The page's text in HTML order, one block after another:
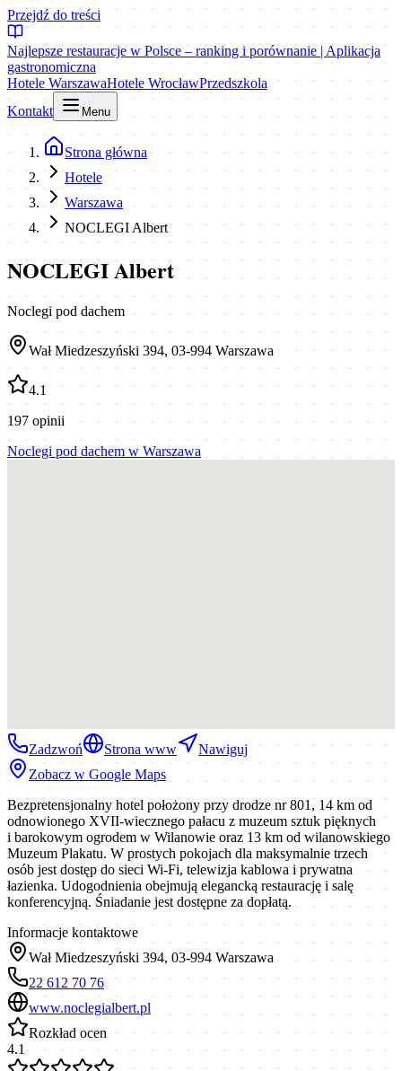
Przejdź do treści
Najlepsze restauracje w Polsce – ranking i porównanie | Aplikacja
gastronomiczna
Hotele WarszawaHotele WrocławPrzedszkola
Kontakt
Menu
Strona główna
Hotele
Warszawa
NOCLEGI Albert
NOCLEGI Albert
Noclegi pod dachem
Wał Miedzeszyński 394, 03-994 Warszawa
4.1
197 opinii
Noclegi pod dachem w Warszawa
Zadzwoń Strona www
Nawiguj
Zobacz w Google Maps
Bezpretensjonalny hotel położony przy drodze nr 801, 14 km od
odnowionego XVII-wiecznego pałacu z muzeum sztuk pięknych
i barokowym ogrodem w Wilanowie oraz 13 km od wilanowskiego
Muzeum Plakatu. W prostych pokojach dla maksymalnie trzech
osób jest dostęp do sieci Wi-Fi, telewizja kablowa i prywatna
łazienka. Udogodnienia obejmują elegancką restaurację i salę
konferencyjną. Śniadanie jest dostępne za dopłatą.
Informacje kontaktowe
Wał Miedzeszyński 394, 03-994 Warszawa
22 612 70 76
www.noclegialbert.pl
Rozkład ocen
4.1